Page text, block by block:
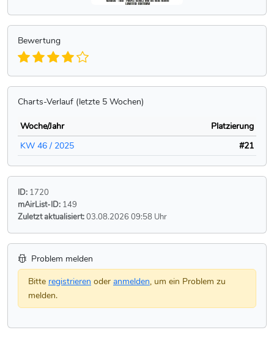
Bewertung
Charts-Verlauf (letzte 5 Wochen)
Woche/Jahr
Platzierung
KW 46 / 2025
#21
ID: 1720
mAirList-ID: 149
Zuletzt aktualisiert:03.08.2026 09:58 Uhr
Problem melden
Bitte registrieren oder anmelden, um ein Problem zu
melden.